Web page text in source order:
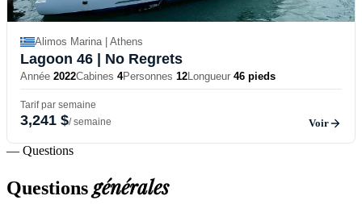
Alimos Marina | Athens
Lagoon 46 | No Regrets
Année 2022Cabines 4Personnes 12Longueur 46 pieds
Tarif par semaine
3,241 $/ semaine Voir
— Questions
Questionsgénérales